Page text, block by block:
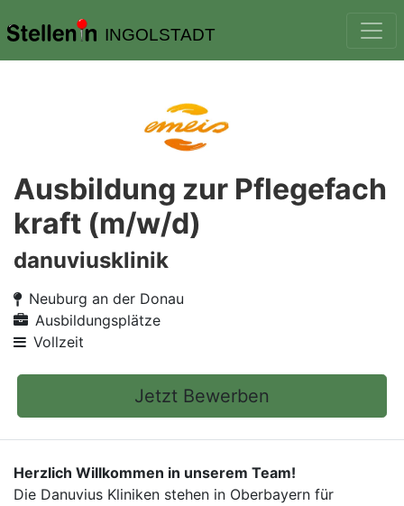
INGOLSTADT
Ausbildung zur Pflegefach
kraft (m/w/d)
danuviusklinik
Neuburg an der Donau
Ausbildungsplätze
Vollzeit
Jetzt Bewerben
Herzlich Willkommen in unserem Team!
Die Danuvius Kliniken stehen in Oberbayern für